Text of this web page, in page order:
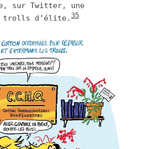
sur Twitter, une
trolls d’élite. 35